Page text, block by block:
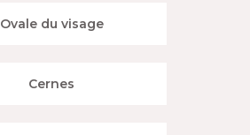
Ovale du visage
Cernes